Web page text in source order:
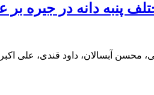
پنبه دانه در جیره بر
محسن آبسالان، داود قندی، علی